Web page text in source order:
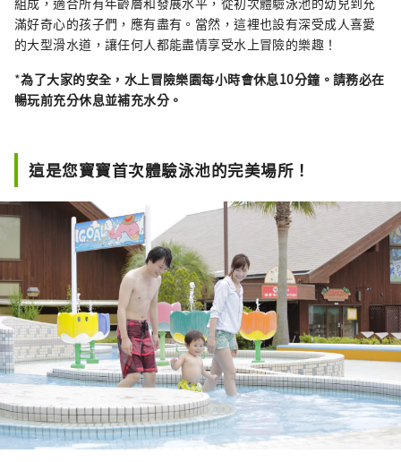
滿好奇心的孩子們，應有盡有。當然，這裡也設有深受成人喜愛
的大型滑水道，讓任何人都能盡情享受水上冒險的樂趣！
*為了大家的安全，水上冒險樂園每小時會休息10分鐘。請務必在
暢玩前充分休息並補充水分。
這是您寶寶首次體驗泳池的完美場所！